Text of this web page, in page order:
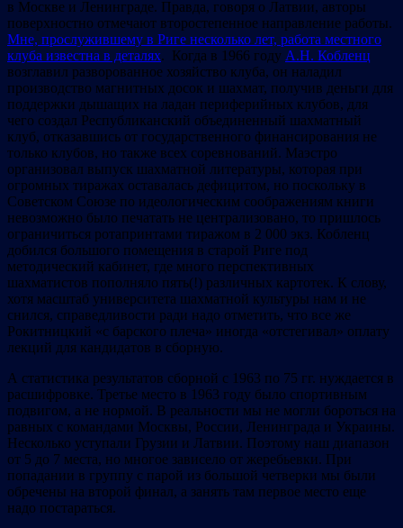
в Москве и Ленинграде. Правда, говоря о Латвии, авторы
поверхностно отмечают второстепенное направление работы.
Мне, прослужившему в Риге несколько лет, работа местного
клуба известна в деталях. Когда в 1966 году А.Н. Кобленц
возглавил разворованное хозяйство клуба, он наладил
производство магнитных досок и шахмат, получив деньги для
поддержки дышащих на ладан периферийных клубов, для
чего создал Республиканский объединенный шахматный
клуб, отказавшись от государственного финансирования не
только клубов, но также всех соревнований. Маэстро
организовал выпуск шахматной литературы, которая при
огромных тиражах оставалась дефицитом, но поскольку в
Советском Союзе по идеологическим соображениям книги
невозможно было печатать не централизовано, то пришлось
ограничиться ротапринтами тиражом в 2 000 экз. Кобленц
добился большого помещения в старой Риге под
методический кабинет, где много перспективных
шахматистов пополняло пять(!) различных картотек. К слову,
хотя масштаб университета шахматной культуры нам и не
снился, справедливости ради надо отметить, что все же
Рокитницкий «с барского плеча» иногда «отстегивал» оплату
лекций для кандидатов в сборную.
А статистика результатов сборной с 1963 по 75 гг. нуждается в
расшифровке. Третье место в 1963 году было спортивным
подвигом, а не нормой. В реальности мы не могли бороться на
равных с командами Москвы, России, Ленинграда и Украины.
Несколько уступали Грузии и Латвии. Поэтому наш диапазон
от 5 до 7 места, но многое зависело от жеребьевки. При
попадании в группу с парой из большой четверки мы были
обречены на второй финал, а занять там первое место еще
надо постараться.